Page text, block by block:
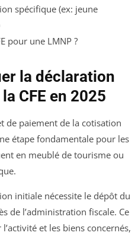
spécifique (ex: jeune
pour une LMNP ?
la déclaration
CFE en 2025
de paiement de la cotisation
étape fondamentale pour les
en meublé de tourisme ou
initiale nécessite le dépôt du
de l’administration fiscale. Ce
et les biens concernés,